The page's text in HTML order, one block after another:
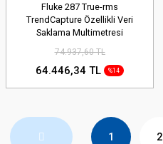
Fluke 287 True-rms
TrendCapture Özellikli Veri
Saklama Multimetresi
74.937,60 TL
64.446,34 TL %14
1 2